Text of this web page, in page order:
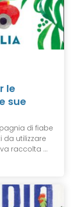
le
sue
di fiabe
da utilizzare
raccolta ...